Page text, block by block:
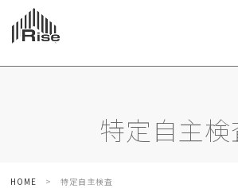
特定自主検
HOME > 特定自主検査